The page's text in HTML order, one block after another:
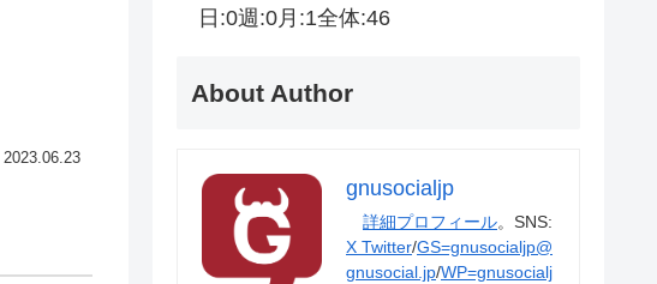
2023.06.23
日:0週:0月:1全体:46
About Author
gnusocialjp
詳細プロフィール。SNS:
X Twitter/GS=gnusocialjp@
gnusocial.jp/WP=gnusocialj